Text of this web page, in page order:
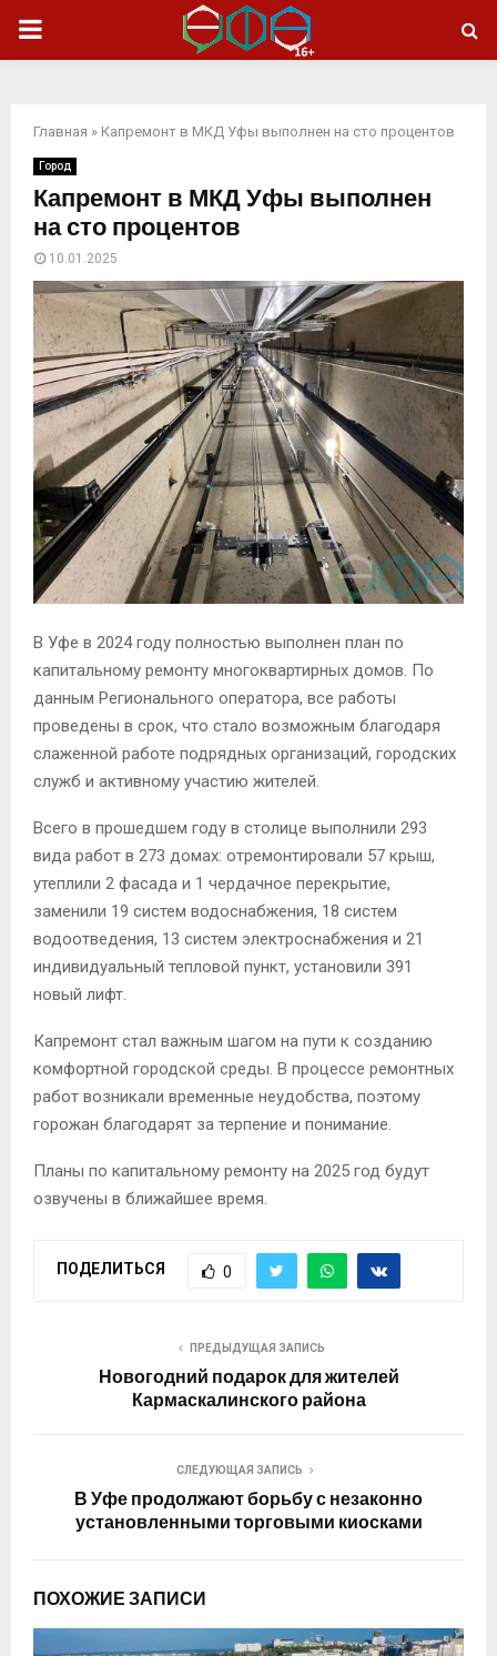
ОСНОВНОЕ
Главная » Капремонт в МКД Уфы выполнен на сто процентов
Город
Капремонт в МКД Уфы выполнен
на сто процентов
10.01.2025
В Уфе в 2024 году полностью выполнен план по
капитальному ремонту многоквартирных домов. По
данным Регионального оператора, все работы
проведены в срок, что стало возможным благодаря
слаженной работе подрядных организаций, городских
служб и активному участию жителей.
Всего в прошедшем году в столице выполнили 293
вида работ в 273 домах: отремонтировали 57 крыш,
утеплили 2 фасада и 1 чердачное перекрытие,
заменили 19 систем водоснабжения, 18 систем
водоотведения, 13 систем электроснабжения и 21
индивидуальный тепловой пункт, установили 391
новый лифт.
Капремонт стал важным шагом на пути к созданию
комфортной городской среды. В процессе ремонтных
работ возникали временные неудобства, поэтому
горожан благодарят за терпение и понимание.
Планы по капитальному ремонту на 2025 год будут
озвучены в ближайшее время.
ПОДЕЛИТЬСЯ 0
ПРЕДЫДУЩАЯ ЗАПИСЬ
Новогодний подарок для жителей
Кармаскалинского района
СЛЕДУЮЩАЯ ЗАПИСЬ
В Уфе продолжают борьбу с незаконно
установленными торговыми киосками
ПОХОЖИЕ ЗАПИСИ